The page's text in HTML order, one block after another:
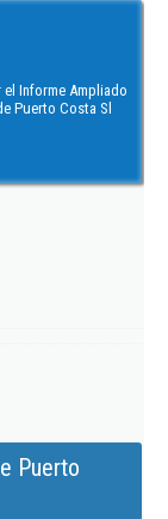
el Informe Ampliado
Puerto Costa Sl
Puerto